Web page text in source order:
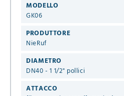
MODELLO
GK06
PRODUTTORE
NieRuf
DIAMETRO
DN40 - 1 1/2" pollici
ATTACCO